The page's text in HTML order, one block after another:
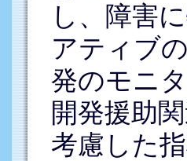
し、障害
アティブ
発のモニ
開発援助
考慮した